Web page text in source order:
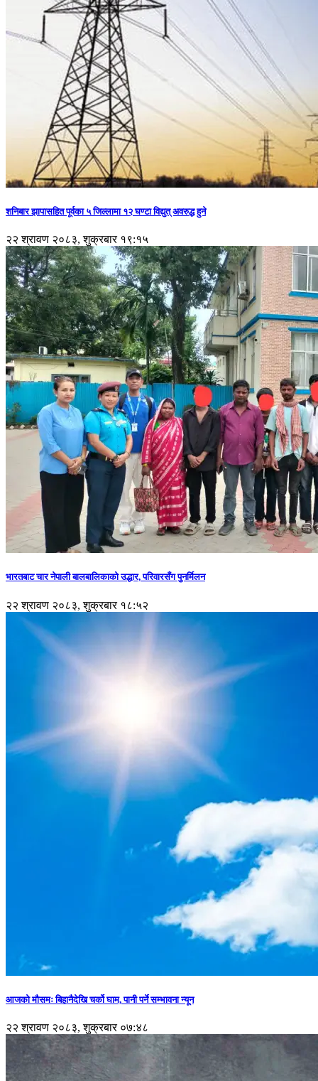
शनिबार झापासहित पूर्वका ५ जिल्लामा १२ घण्टा विद्युत् अवरुद्ध हुने
२२ श्रावण २०८३, शुक्रबार १९:१५
भारतबाट चार नेपाली बालबालिकाको उद्धार, परिवारसँग पुनर्मिलन
२२ श्रावण २०८३, शुक्रबार १८:५२
आजको मौसमः बिहानैदेखि चर्को घाम, पानी पर्ने सम्भावना न्यून
२२ श्रावण २०८३, शुक्रबार ०७:४८